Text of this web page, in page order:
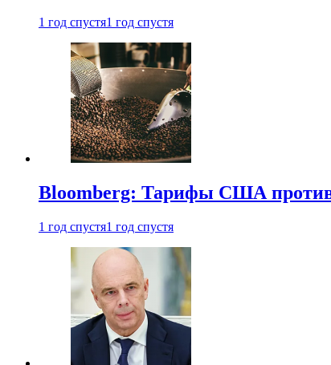
1 год спустя1 год спустя
Bloomberg: Тарифы США против
1 год спустя1 год спустя